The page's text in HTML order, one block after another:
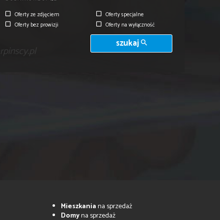
Oferty ze zdjęciem
Oferty specjalne
Oferty bez prowizji
Oferty na wyłączność
szukaj
Mieszkaniana sprzedaż
Domyna sprzedaż